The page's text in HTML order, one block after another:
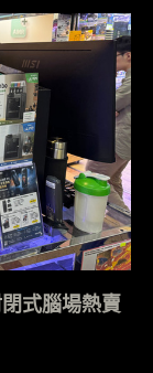
式腦場熱賣